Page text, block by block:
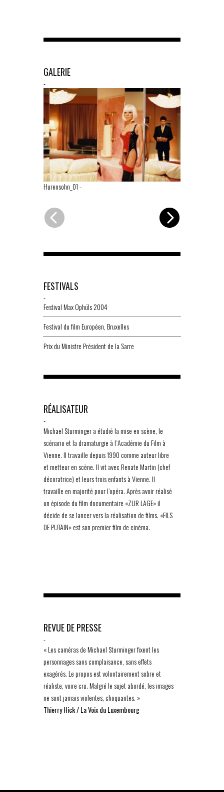
GALERIE
-
Hurensohn_01-
FESTIVALS
-
Festival Max Ophüls 2004
Festival du film Européen, Bruxelles
Prix du Ministre Président de la Sarre
RÉALISATEUR
-
Michael Sturminger a étudié la mise en scène, le
scénario et la dramaturgie à l`Académie du Film à
Vienne. Il travaille depuis 1990 comme auteur libre
et metteur en scène. Il vit avec Renate Martin (chef
décoratrice) et leurs trois enfants à Vienne. Il
travaille en majorité pour l’opéra. Après avoir réalisé
un épisode du film documentaire «ZUR LAGE» il
décide de se lancer vers la réalisation de films. «FILS
DE PUTAIN» est son premier film de cinéma.
REVUE DE PRESSE
-
« Les caméras de Michael Sturminger fixent les
personnages sans complaisance, sans effets
exagérés. Le propos est volontairement sobre et
réaliste, voire cru. Malgré le sujet abordé, les images
ne sont jamais violentes, choquantes. »
Thierry Hick / La Voix du Luxembourg